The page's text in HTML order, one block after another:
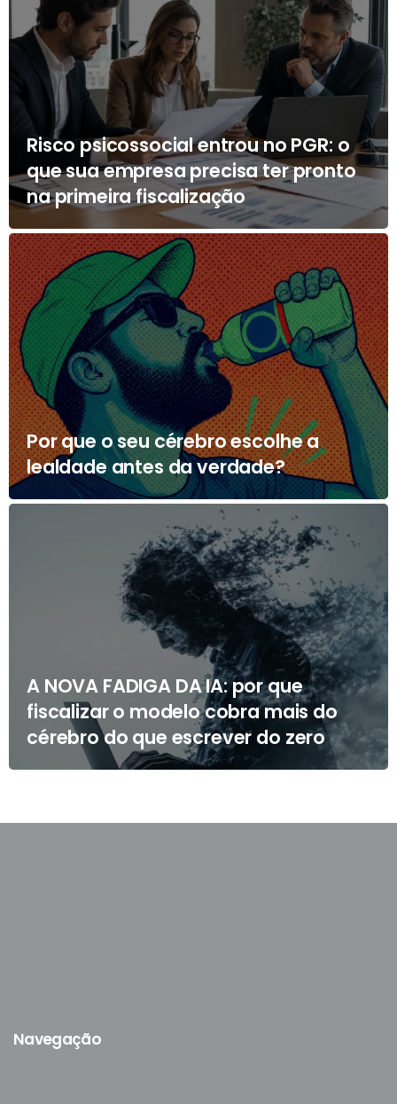
Risco psicossocial entrou no PGR: o
que sua empresa precisa ter pronto
na primeira fiscalização
Por que o seu cérebro escolhe a
lealdade antes da verdade?
A NOVA FADIGA DA IA: por que
fiscalizar o modelo cobra mais do
cérebro do que escrever do zero
Navegação